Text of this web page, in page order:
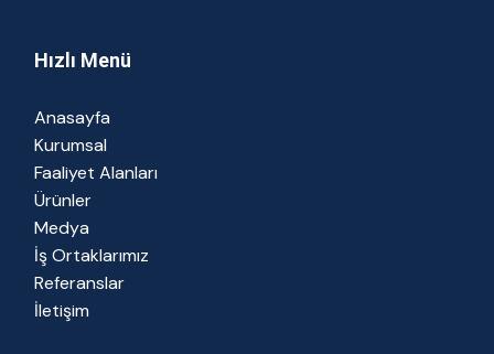
Hızlı Menü
Anasayfa
Kurumsal
Faaliyet Alanları
Ürünler
Medya
İş Ortaklarımız
Referanslar
İletişim